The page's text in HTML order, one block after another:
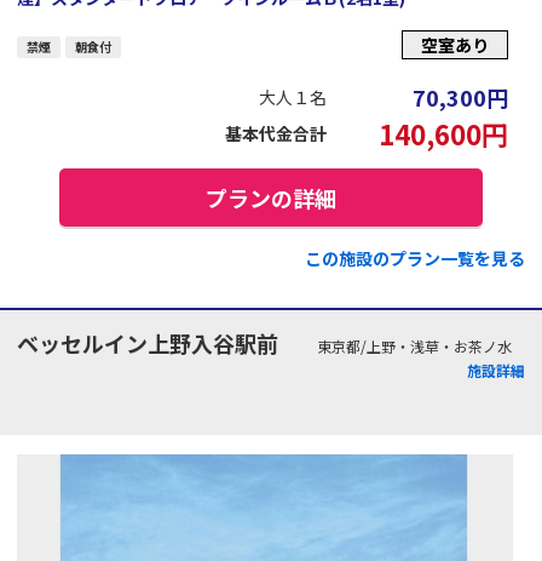
禁煙 朝食付 空室あり
大人１名 70,300円
基本代金合計 140,600円
プランの詳細
この施設のプラン一覧を見る
ベッセルイン上野入谷駅前
東京都/上野・浅草・お茶ノ水
施設詳細